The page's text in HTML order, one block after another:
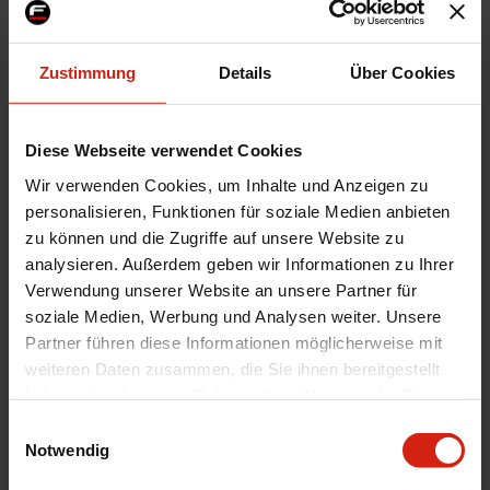
Zustimmung Details Über Cookies
Diese Webseite verwendet Cookies
Wir verwenden Cookies, um Inhalte und Anzeigen zu
personalisieren, Funktionen für soziale Medien anbieten
zu können und die Zugriffe auf unsere Website zu
analysieren. Außerdem geben wir Informationen zu Ihrer
Verwendung unserer Website an unsere Partner für
soziale Medien, Werbung und Analysen weiter. Unsere
Partner führen diese Informationen möglicherweise mit
weiteren Daten zusammen, die Sie ihnen bereitgestellt
Notwendig
Herstellercode
JR3420905L4066BZP
Product Line
JR34
Felgendurchmesser
20 Zoll
Eindpresstiefe
ET40
Lochkreis
5x112
finale Farbe
Platinum Bronze
Farbe
Bronze
Zertifikat
Kein Gutachten oder ABE
Nabendurchmesser
66.6
Universal